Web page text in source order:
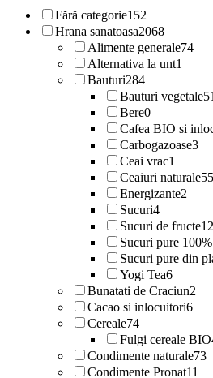
Fără categorie152
Hrana sanatoasa2068
Alimente generale74
Alternativa la unt1
Bauturi284
Bauturi vegetale51
Bere0
Cafea BIO si
Carbogazoase3
Ceai vrac1
Ceaiuri naturale55
Energizante2
Sucuri4
Sucuri de fructe12
Sucuri pure
Sucuri pure din
Yogi Tea6
Bunatati de Craciun2
Cacao si inlocuitori6
Cereale74
Fulgi cereale BIO
Condimente naturale73
Condimente Pronat11